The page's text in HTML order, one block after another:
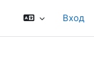
Вход